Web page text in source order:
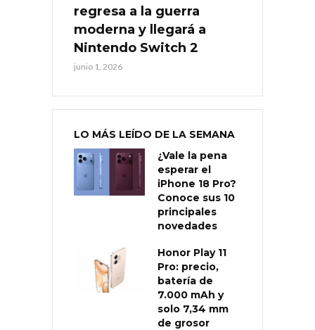
regresa a la guerra
moderna y llegará a
Nintendo Switch 2
junio 1, 2026
LO MÁS LEÍDO DE LA SEMANA
¿Vale la pena
esperar el
iPhone 18 Pro?
Conoce sus 10
principales
novedades
Honor Play 11
Pro: precio,
batería de
7.000 mAh y
solo 7,34 mm
de grosor